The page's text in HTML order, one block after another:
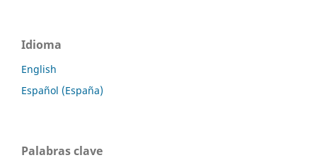
Idioma
English
Español (España)
Palabras clave